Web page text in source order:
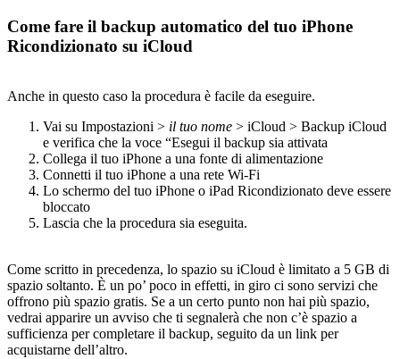
Come fare il backup automatico del tuo iPhone
Ricondizionato su iCloud
Anche in questo caso la procedura è facile da eseguire.
Vai su Impostazioni > il tuo nome > iCloud > Backup iCloud
e verifica che la voce “Esegui il backup sia attivata
Collega il tuo iPhone a una fonte di alimentazione
Connetti il tuo iPhone a una rete Wi-Fi
Lo schermo del tuo iPhone o iPad Ricondizionato deve essere
bloccato
Lascia che la procedura sia eseguita.
Come scritto in precedenza, lo spazio su iCloud è limitato a 5 GB di
spazio soltanto. È un po’ poco in effetti, in giro ci sono servizi che
offrono più spazio gratis. Se a un certo punto non hai più spazio,
vedrai apparire un avviso che ti segnalerà che non c’è spazio a
sufficienza per completare il backup, seguito da un link per
acquistarne dell’altro.